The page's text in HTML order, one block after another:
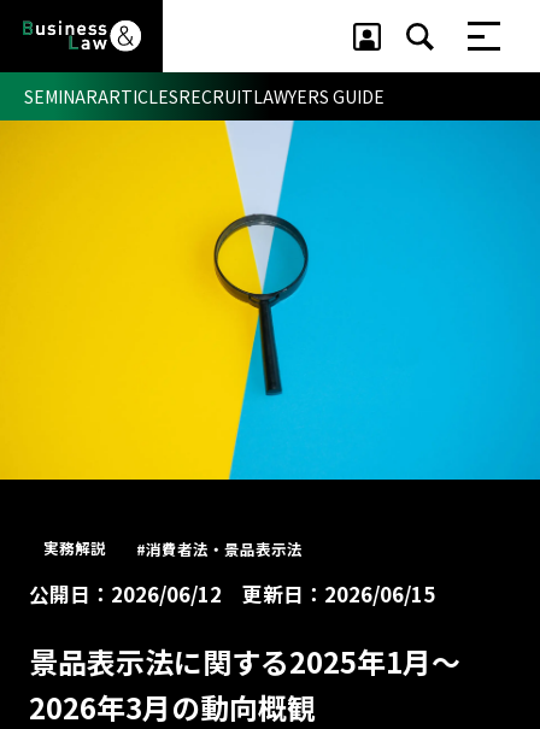
SEMINARARTICLESRECRUITLAWYERS GUIDE
実務解説 #消費者法・景品表示法
公開日：2026/06/12 更新日：2026/06/15
景品表示法に関する2025年1月～
2026年3月の動向概観